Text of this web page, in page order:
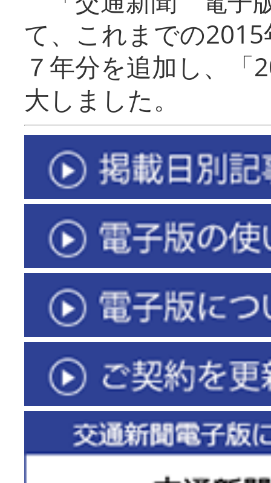
て、これまでの
７年分を追加し、「
大しまし